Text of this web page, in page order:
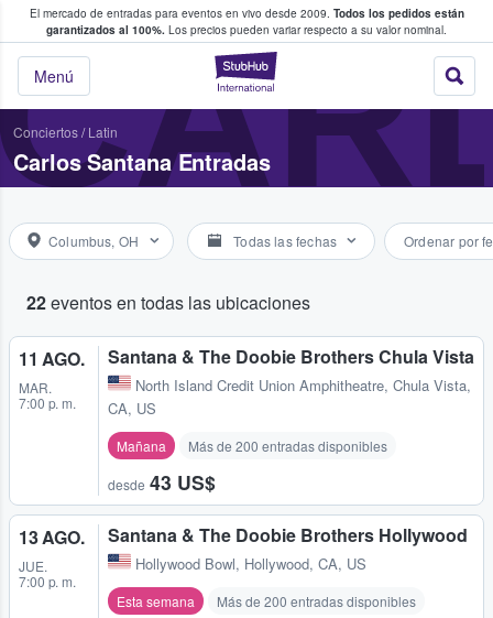
El mercado de entradas para eventos en vivo desde 2009. Todos los pedidos están
garantizados al 100%. Los precios pueden variar respecto a su valor nominal.
StubHub:
Menú
y venta de entradas entre fans
Conciertos/ Latin
Carlos Santana Entradas
Columbus, OH Todas las fechas Ordenar por
22eventos en todas las ubicaciones
11 AGO.
MAR.
7:00 p. m.
Santana & The Doobie Brothers Chula Vista
North Island Credit Union Amphitheatre, Chula Vista,
CA, US
Mañana Más de 200 entradas disponibles
desde 43 US$
13 AGO.
JUE.
7:00 p. m.
Santana & The Doobie Brothers Hollywood
Hollywood Bowl, Hollywood, CA, US
Esta semana Más de 200 entradas disponibles